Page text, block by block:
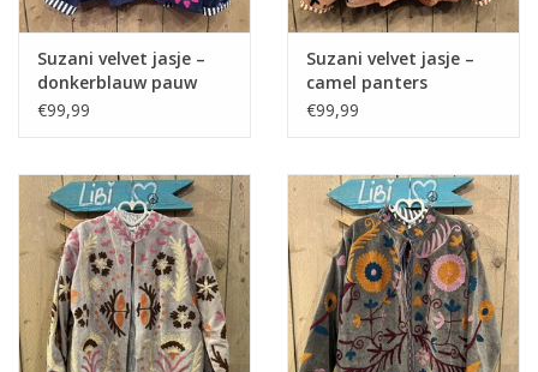
Suzani velvet jasje –
donkerblauw pauw
€99,99
Suzani velvet jasje –
camel panters
€99,99